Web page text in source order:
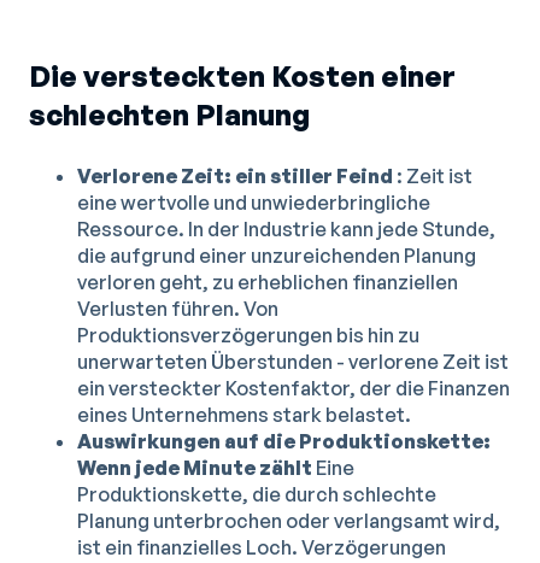
Die versteckten Kosten einer
schlechten Planung
Verlorene Zeit: ein stiller Feind : Zeit ist
eine wertvolle und unwiederbringliche
Ressource. In der Industrie kann jede Stunde,
die aufgrund einer unzureichenden Planung
verloren geht, zu erheblichen finanziellen
Verlusten führen. Von
Produktionsverzögerungen bis hin zu
unerwarteten Überstunden - verlorene Zeit ist
ein versteckter Kostenfaktor, der die Finanzen
eines Unternehmens stark belastet.
Auswirkungen auf die Produktionskette:
Wenn jede Minute zählt Eine
Produktionskette, die durch schlechte
Planung unterbrochen oder verlangsamt wird,
ist ein finanzielles Loch. Verzögerungen